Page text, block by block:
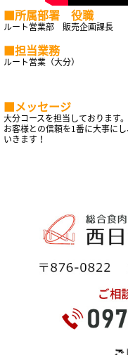
■所属部署 役職
ルート営業部 販売企画課長
■担当業務
ルート営業（大分）
■メッセージ
大分コースを担当しております
お客様との信頼を1番に大事に
いきます！